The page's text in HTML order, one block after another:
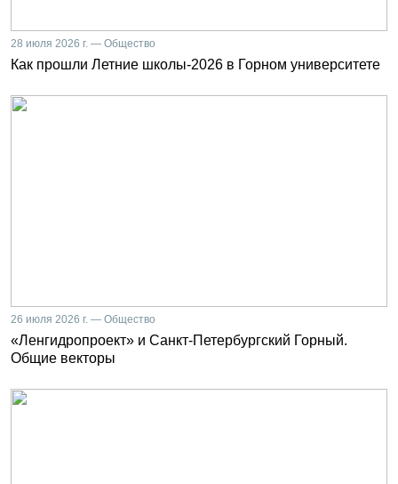
28 июля 2026 г. — Общество
Как прошли Летние школы-2026 в Горном университете
26 июля 2026 г. — Общество
«Ленгидропроект» и Санкт-Петербургский Горный.
Общие векторы